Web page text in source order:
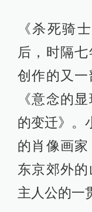
《杀死骑
后，时隔
创作的又
《意念的
的变迁》。
的肖像画
东京郊外
主人公的一